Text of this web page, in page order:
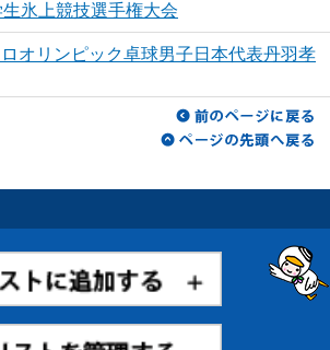
氷上競技選手権大会
オリンピック卓球男子日本代表丹羽孝